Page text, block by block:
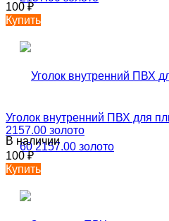
100₽
Купить
Уголок внутренний ПВХ для
2157.00 золото
В наличии
100₽
Купить